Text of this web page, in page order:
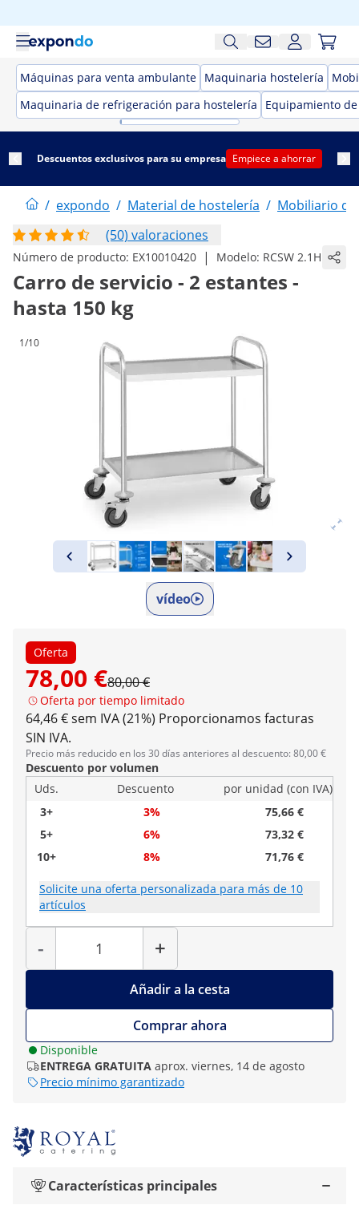
Máquinas para venta ambulante Maquinaria hostelería
Maquinaria de refrigeración para hostelería
Equipamiento
Descuentos exclusivos para su empresa Empiece a ahorrar
/ expondo / Material de hostelería / Mobiliario
(50) valoraciones
Número de producto: EX10010420 | Modelo: RCSW 2.1H
Carro de servicio - 2 estantes -
hasta 150 kg
1/10
vídeo
Oferta
78,00 €80,00 €
Oferta por tiempo limitado
64,46 € sem IVA (21%) Proporcionamos facturas
SIN IVA.
Precio más reducido en los 30 días anteriores al descuento: 80,00 €
Descuento por volumen
Uds.
Descuento
por unidad (con IVA)
3+
3%
75,66 €
5+
6%
73,32 €
10+
8% 71,76 €
Solicite una oferta personalizada para más de 10
artículos
-
Cantidad
+
Añadir a la cesta
Comprar ahora
Disponible
ENTREGA GRATUITA aprox. viernes, 14 de agosto
Precio mínimo garantizado
Características principales